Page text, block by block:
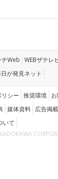
チWeb WEBザテレ
が発見ネット
シー 推奨環境
媒体資料 広告掲
いて